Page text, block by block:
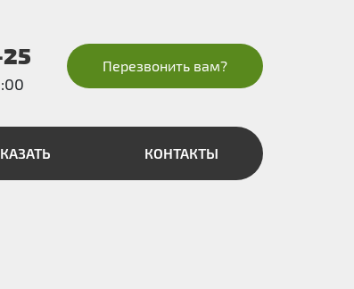
Перезвонить вам?
КОНТАКТЫ